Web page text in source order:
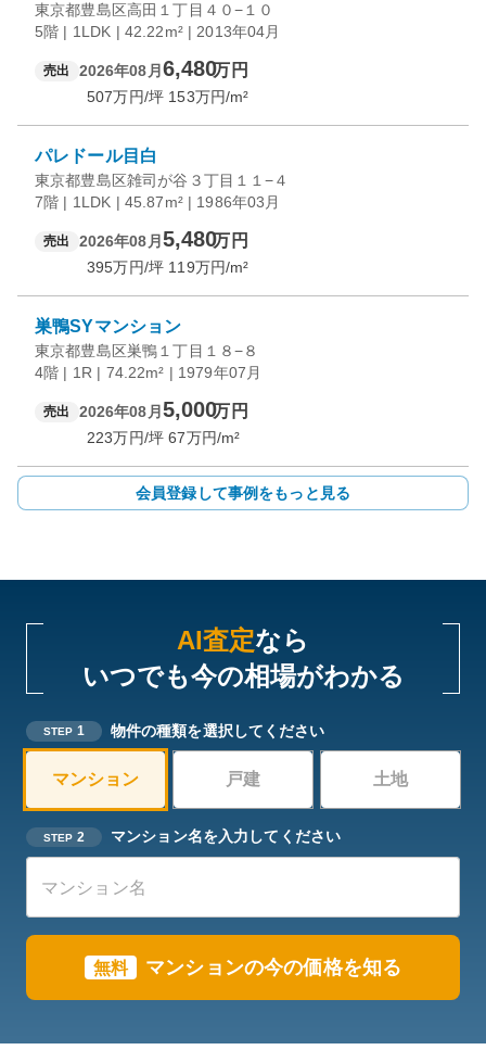
東京都豊島区高田１丁目４０−１０
5階 | 1LDK | 42.22m² | 2013年04月
売出 2026年08月 6,480万円
507万円/坪 153万円/m²
パレドール目白
東京都豊島区雑司が谷３丁目１１−４
7階 | 1LDK | 45.87m² | 1986年03月
売出 2026年08月 5,480万円
395万円/坪 119万円/m²
巣鴨SYマンション
東京都豊島区巣鴨１丁目１８−８
4階 | 1R | 74.22m² | 1979年07月
売出 2026年08月 5,000万円
223万円/坪 67万円/m²
会員登録して事例をもっと見る
AI査定なら
いつでも今の相場がわかる
STEP 1 物件の種類を選択してください
マンション 戸建 土地
STEP 2 マンション名を入力してください
無料 マンションの今の価格を知る